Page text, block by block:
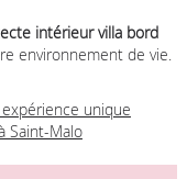
intérieur villa bord
environnement de vie.
unique
Saint-Malo